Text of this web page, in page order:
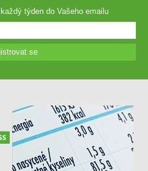
týden do Vašeho emailu
se